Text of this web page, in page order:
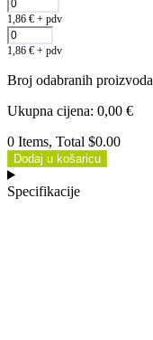
1,86 € + pdv
1,86 € + pdv
Broj odabranih proizvoda
Ukupna cijena: 0,00 €
0 Items, Total $0.00
Dodaj u košaricu
Specifikacije